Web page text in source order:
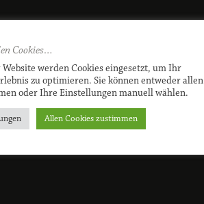
Cookies…
werden Cookies eingesetzt, um Ihr
zu optimieren. Sie können entweder allen
oder Ihre Einstellungen manuell wählen.
Allen Cookies zustimmen